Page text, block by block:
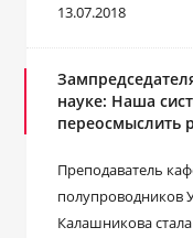
13.07.2018
науке: Наша
переосмыслить
Преподаватель
полупроводников
Калашникова